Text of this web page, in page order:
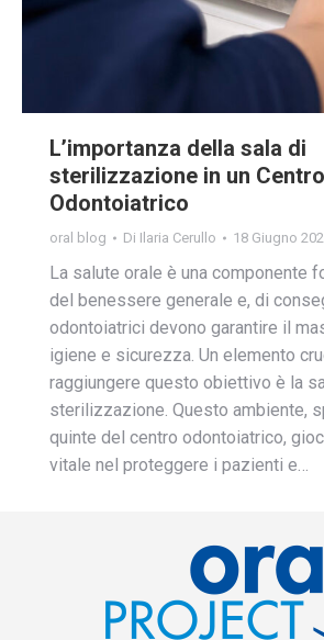
L’importanza della sala di
sterilizzazione in un Centro
Odontoiatrico
oral blog Di Ilaria Cerullo 18 Giugno
La salute orale è una componente
del benessere generale e, di
odontoiatrici devono garantire il
igiene e sicurezza. Un elemento
raggiungere questo obiettivo è la
sterilizzazione. Questo ambiente,
quinte del centro odontoiatrico,
vitale nel proteggere i pazienti e…